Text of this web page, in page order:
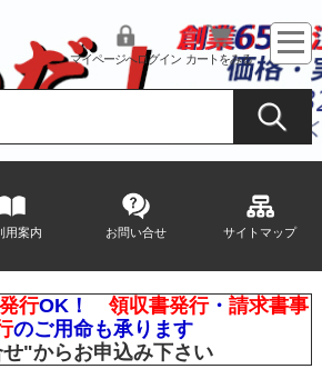
マイページへログイン カートをみる
用案内 お問い合せ サイトマップ
行OK！ 領収書発行・ 請求書事
のご用命も承ります
せ"からお申込み下さい